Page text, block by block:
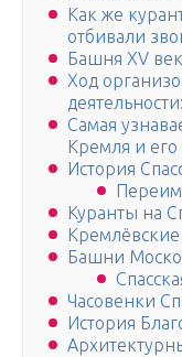
Как же
отбивали
Башня XV
Ход
деятельности:
Самая
Кремля и его
История
Куранты на
Башни
Часовенки
История